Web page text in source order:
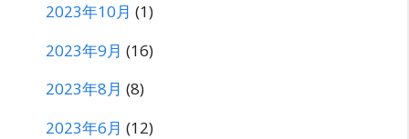
2023年10月 (1)
2023年9月 (16)
2023年8月 (8)
2023年6月 (12)